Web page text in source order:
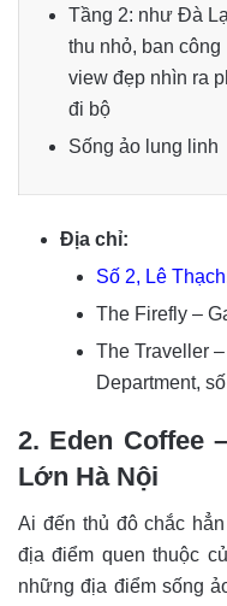
Tầng 2: như Đà
thu nhỏ, ban công
view đẹp nhìn ra
đi bộ
Sống ảo lung linh
Địa chỉ:
Số 2, Lê
The Firefly –
The Traveller
Department,
2. Eden Coffee
Lớn Hà Nội
Ai đến thủ đô chắc
địa điểm quen thuộc
những địa điểm sống